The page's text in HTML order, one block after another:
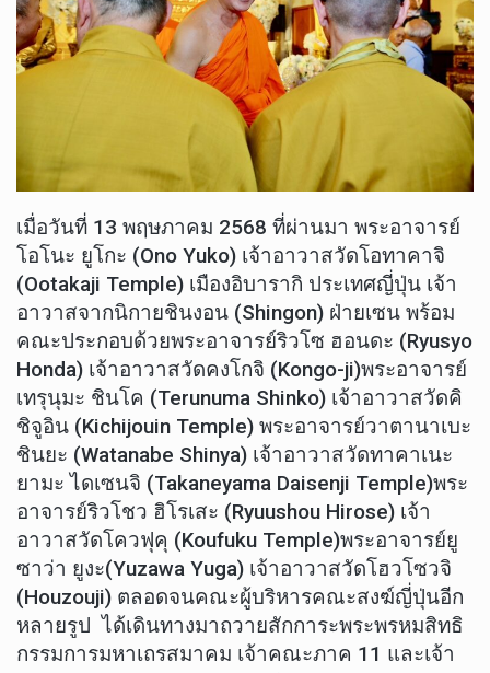
เมื่อวันที่ 13 พฤษภาคม 2568 ที่ผ่านมา พระอาจารย์
โอโนะ ยูโกะ (Ono Yuko) เจ้าอาวาสวัดโอทาคาจิ
(Ootakaji Temple) เมืองอิบารากิ ประเทศญี่ปุ่น เจ้า
อาวาสจากนิกายชินงอน (Shingon) ฝ่ายเซน พร้อม
คณะประกอบด้วยพระอาจารย์ริวโซ ฮอนดะ (Ryusyo
Honda) เจ้าอาวาสวัดคงโกจิ (Kongo-ji)พระอาจารย์
เทรุนุมะ ชินโค (Terunuma Shinko) เจ้าอาวาสวัดคิ
ชิจูอิน (Kichijouin Temple) พระอาจารย์วาตานาเบะ
ชินยะ (Watanabe Shinya) เจ้าอาวาสวัดทาคาเนะ
ยามะ ไดเซนจิ (Takaneyama Daisenji Temple)พระ
อาจารย์ริวโชว ฮิโรเสะ (Ryuushou Hirose) เจ้า
อาวาสวัดโควฟุคุ (Koufuku Temple)พระอาจารย์ยู
ซาว่า ยูงะ(Yuzawa Yuga) เจ้าอาวาสวัดโฮวโซวจิ
(Houzouji) ตลอดจนคณะผู้บริหารคณะสงฆ์ญี่ปุ่นอีก
หลายรูป ได้เดินทางมาถวายสักการะพระพรหมสิทธิ
กรรมการมหาเถรสมาคม เจ้าคณะภาค 11 และเจ้า